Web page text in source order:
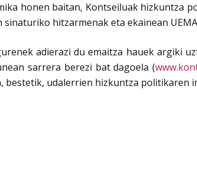
honen baitan, Kontseiluak hizkuntza
hitzarmenak eta ekainean
adierazi du emaitza hauek argiki
sarrera berezi bat dagoela (
udalerrien hizkuntza politikaren